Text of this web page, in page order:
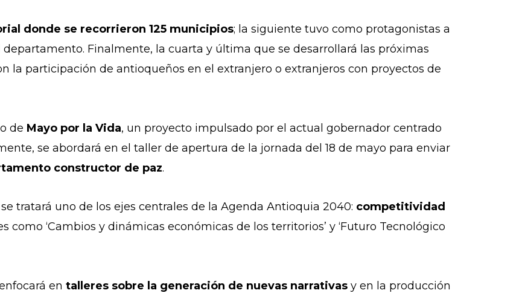
donde se recorrieron 125 municipios; la siguiente tuvo como protagonistas a
departamento. Finalmente, la cuarta y última que se desarrollará las próximas
la participación de antioqueños en el extranjero o extranjeros con proyectos de
de Mayo por la Vida, un proyecto impulsado por el actual gobernador centrado
se abordará en el taller de apertura de la jornada del 18 de mayo para enviar
constructor de paz.
tratará uno de los ejes centrales de la Agenda Antioquia 2040: competitividad
como ‘Cambios y dinámicas económicas de los territorios’ y ‘Futuro Tecnológico
en talleres sobre la generación de nuevas narrativas y en la producción